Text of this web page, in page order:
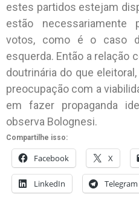
estes partidos estejam
estão necessariamente
votos, como é o caso
esquerda. Então a relação
doutrinária do que
preocupação com a
em fazer propaganda
observa Bolognesi.
Compartilhe isso:
Facebook X
LinkedIn Telegram